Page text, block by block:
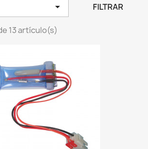
 FILTRAR
13 artículo(s)